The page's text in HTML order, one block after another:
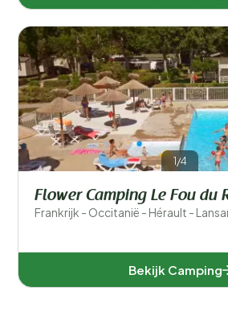
1/4
Flower Camping Le Fou du
Frankrijk - Occitanië - Hérault -
Bekijk Camping